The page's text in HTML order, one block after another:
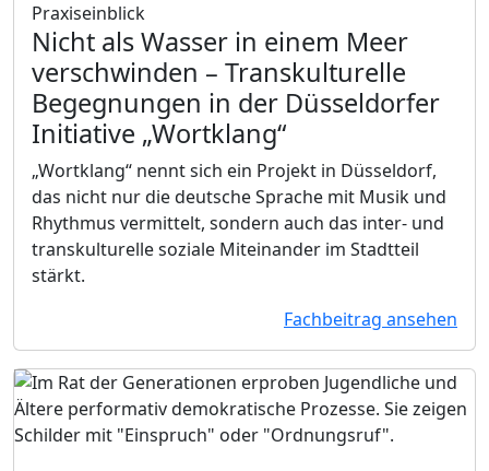
Praxiseinblick
Nicht als Wasser in einem Meer
verschwinden – Transkulturelle
Begegnungen in der Düsseldorfer
Initiative „Wortklang“
„Wortklang“ nennt sich ein Projekt in Düsseldorf,
das nicht nur die deutsche Sprache mit Musik und
Rhythmus vermittelt, sondern auch das inter- und
transkulturelle soziale Miteinander im Stadtteil
stärkt.
Fachbeitrag ansehen